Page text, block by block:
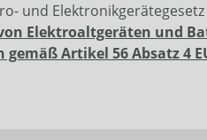
und
Elektroaltgeräten und
Artikel 56 Absatz 4